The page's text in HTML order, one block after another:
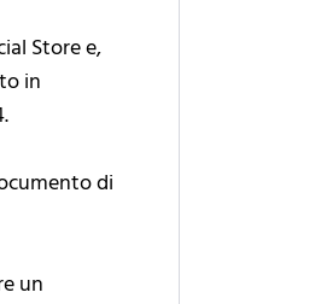
Store e,
in
di
un